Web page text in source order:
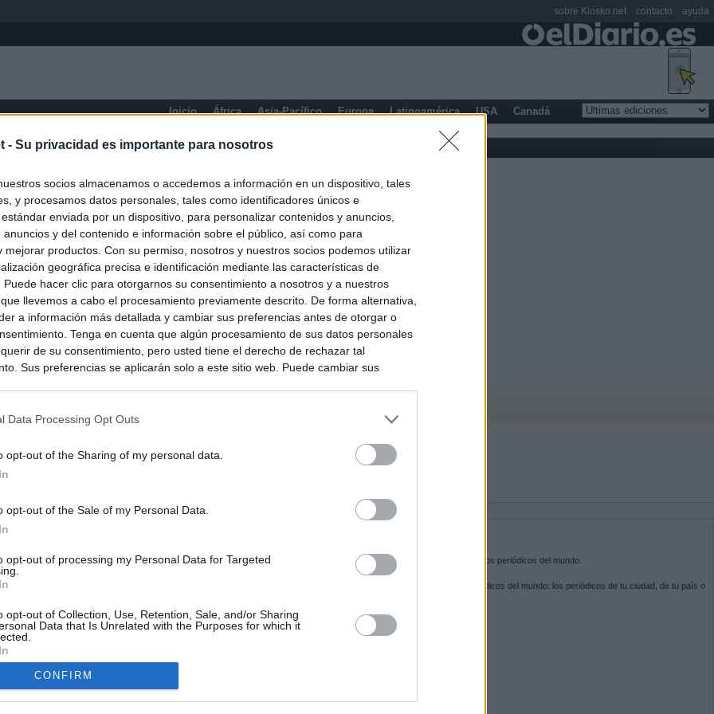
- Su privacidad es importante para nosotros
socios almacenamos o accedemos a información en un dispositivo, tales
y procesamos datos personales, tales como identificadores únicos e
enviada por un dispositivo, para personalizar contenidos y anuncios,
anuncios y del contenido e información sobre el público, así como para
mejorar productos. Con su permiso, nosotros y nuestros socios podemos utilizar
geográfica precisa e identificación mediante las características de
Puede hacer clic para otorgarnos su consentimiento a nosotros y a nuestros
llevemos a cabo el procesamiento previamente descrito. De forma alternativa,
a información más detallada y cambiar sus preferencias antes de otorgar o
Tenga en cuenta que algún procesamiento de sus datos personales
de su consentimiento, pero usted tiene el derecho de rechazar tal
Sus preferencias se aplicarán solo a este sitio web. Puede cambiar sus
Data Processing Opt Outs
opt-out of the Sharing of my personal data.
opt-out of the Sale of my Personal Data.
opt-out of processing my Personal Data for Targeted
opt-out of Collection, Use, Retention, Sale, and/or Sharing
Data that Is Unrelated with the Purposes for which it
CONFIRM
Inicio África Asia-Pacífico Europa Latinoamérica USA Canadá
la alerta en Ceuta y estrecha la coordinación con Marruecos
a cruzar la frontera
sobre el PP por la acogida de los menores de Ceuta en las
gobiernan en coalición
a los menores migrantes
y ADN: dentro de la oficina que busca a los desaparecidos de
Kiosko.net es la puerta de entrada a los periódicos del mundo.
Navega por las portadas de los periódicos del mundo: los periódicos de tu ciudad, de tu país o
SÍGUENOS
sobre Kiosko.net contacto ayuda